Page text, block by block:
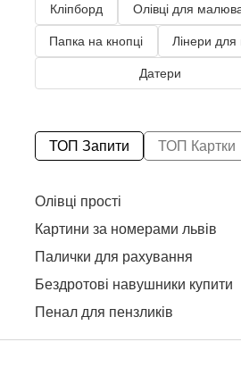
Кліпборд Олівці для
Папка на кнопці Лінери
Датери
ТОП Запити ТОП Картки
Олівці прості
Картини за номерами львів
Палички для рахування
Бездротові навушники купити
Пенал для пензликів
Пластилін для дітей купити